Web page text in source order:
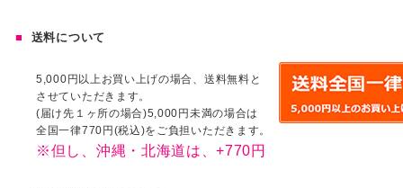
送料について
5,000円以上お買い上げの場合、送料無料と
させていただきます。
(届け先１ヶ所の場合)5,000円未満の場合は
全国一律770円(税込)をご負担いただきます。
※但し、沖縄・北海道は、+770円